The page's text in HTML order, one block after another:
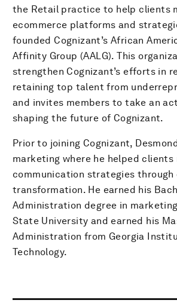
the Retail practice to help clients
ecommerce platforms and
founded Cognizant’s African
Affinity Group (AALG). This
strengthen Cognizant’s efforts in
retaining top talent from
and invites members to take an
shaping the future of Cognizant.
Prior to joining Cognizant,
marketing where he helped
communication strategies
transformation. He earned his
Administration degree in
State University and earned his
Administration from Georgia
Technology.